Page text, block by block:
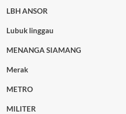
LBH ANSOR
Lubuk linggau
MENANGA SIAMANG
Merak
METRO
MILITER